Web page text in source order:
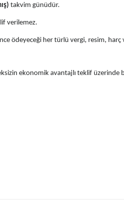
takvim günüdür.
verilemez.
ödeyeceği her türlü vergi, resim,
ekonomik avantajlı teklif üzerinde